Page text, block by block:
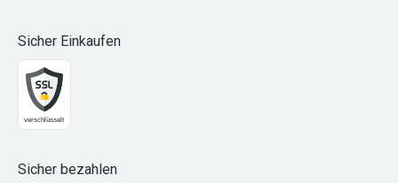
Sicher Einkaufen
Sicher bezahlen